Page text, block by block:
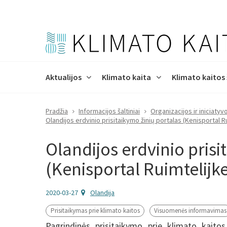
Aktualijos Klimato kaita Klimato kaitos
Naujienos Renginių
Klimato kaita pasaulyje Priežastys
Klimato kaitos programa Life
Kas yra švelninimas? ŠESD
Fluorintos dujos
Klimato
Prisitaikymas prie klimato
Kodėl
Projektas ClimAdapt-LT Projektas
Mokomieji gidai
Klimato kaitos laiko juosta Infografikai
Organizacijos ir iniciatyvos Leidiniai
Teisinė informacija Švieslentės
Procesas
Renginių /
Apie projektą Tikslai
Tinklalaidė | ŽALIEJI
POKALBIAI
Kontaktai
Pradžia Informacijos šaltiniai Organizacijos ir
Olandijos erdvinio prisitaikymo žinių portalas (Kenisportal
Olandijos erdvinio
(Kenisportal
2020-03-27 Olandija
Prisitaikymas prie klimato kaitos Visuomenės informavimas